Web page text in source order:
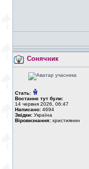
Сонячник
Стать:
Востаннє тут були:
14 червня 2026, 06:47
Написано: 4694
Звідки: Україна
Віровизнання: християнин